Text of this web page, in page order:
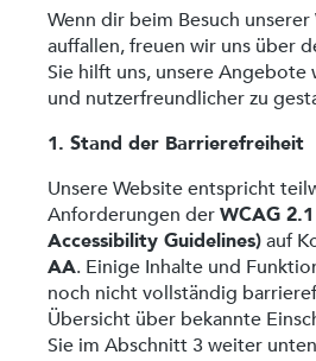
Wenn dir beim Besuch
auffallen, freuen wir uns über
Sie hilft uns, unsere Angebote
und nutzerfreundlicher zu
1. Stand der Barrierefreiheit
Unsere Website entspricht
Anforderungen derWCAG
Accessibility Guidelines)auf
AA. Einige Inhalte und
noch nicht vollständig
Übersicht über bekannte
Sie im Abschnitt 3 weiter